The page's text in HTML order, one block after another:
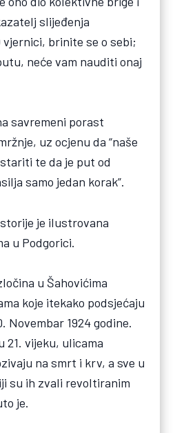
slijeđenja
vjernici, brinite se o sebi;
neće vam nauditi onaj
savremeni porast
uz ocjenu da “naše
te da je put od
samo jedan korak”.
je ilustrovana
u Podgorici.
u Šahovićima
koje itekako podsjećaju
Novembar 1924 godine.
21. vijeku, ulicama
na smrt i krv, a sve u
su ih zvali revoltiranim
je.